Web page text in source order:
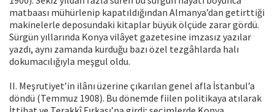
matbaası mühürlenip kapatıldığından Almanya’dan getirttiği
makinelerle deposundaki kitaplar büyük ölçüde zarar gördü.
Sürgün yıllarında Konya vilâyet gazetesine imzasız yazılar
yazdı, aynı zamanda kurduğu bazı özel tezgâhlarda halı
dokumacılığıyla meşgul oldu.
II. Meşrutiyet’in ilânı üzerine çıkarılan genel afla İstanbul’a
döndü (Temmuz 1908). Bu dönemde fiilen politikaya atılarak